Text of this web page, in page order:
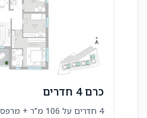
כרם 4 חדרים
4 חדרים על 106 מ"ר + מרפסות